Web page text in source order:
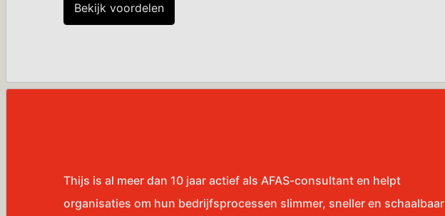
Bekijk voordelen
Thijs is al meer dan 10 jaar actief als AFAS-consultant en helpt
organisaties om hun bedrijfsprocessen slimmer, sneller en schaalbaar